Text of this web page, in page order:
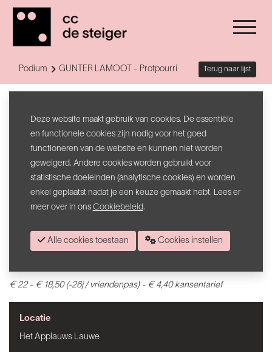
Podium GUNTER LAMOOT - Protpourri Terug naar lijst
GUNTER LAMOOT
Een volstrekt hoogstpersoonlijke A tot Z van de scheet.
Gunter Lamoots zevende liveshow is er voor iedereen met een
lichaam, een rekbaar gevoel voor humor en een sluitspier.
balanceert ergens tussen een TED Talk en een stream of
gratuite platheid, maar een elegante en goed gedocumenteerde
afdaling naar de laaggelegen gebieden. En tegen het slotapplaus
€ 22 - € 18,50 (-26j / vriendenpas) - € 4,40 kansentarief
Locatie
Het Applauws Lauwe
Deze website maakt gebruik van cookies. De essentiële
en functionele cookies zijn nodig voor het goed
functioneren van de website en kunnen niet worden
geweigerd. Andere cookies worden gebruikt voor
statistische doeleinden (analytische cookies) en worden
enkel geplaatst nadat je een keuze gemaakt hebt. Lees er
meer over in ons Cookiebeleid.
Alle cookies toestaan Cookies instellen